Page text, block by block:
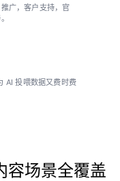
广，客户支持，官
AI 投喂数据又费时费
容场景全覆盖